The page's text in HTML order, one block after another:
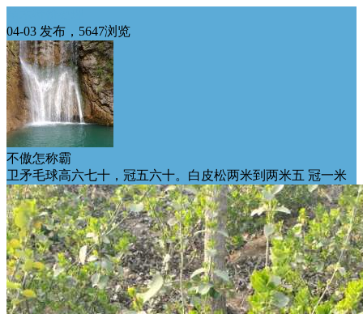
04-03 发布，5647浏览
不傲怎称霸
卫矛毛球高六七十，冠五六十。白皮松两米到两米五 冠一米